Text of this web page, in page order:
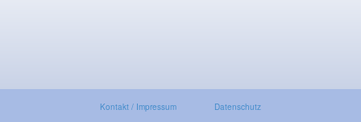
Kontakt / Impressum Datenschutz